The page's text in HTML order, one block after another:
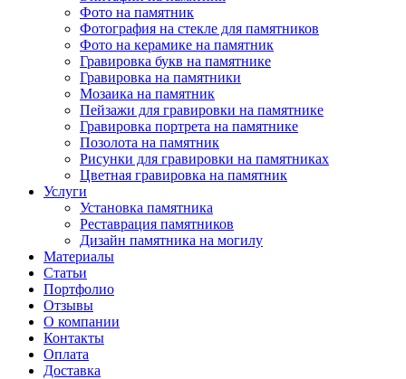
Фото на памятник
Фотография на стекле для памятников
Фото на керамике на памятник
Гравировка букв на памятнике
Гравировка на памятники
Мозаика на памятник
Пейзажи для гравировки на памятнике
Гравировка портрета на памятнике
Позолота на памятник
Рисунки для гравировки на памятниках
Цветная гравировка на памятник
Услуги
Установка памятника
Реставрация памятников
Дизайн памятника на могилу
Материалы
Статьи
Портфолио
Отзывы
О компании
Контакты
Оплата
Доставка